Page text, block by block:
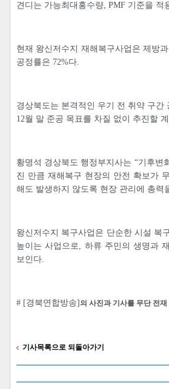
견디는 가능최대홍수량, PMF 기준을 적
현재 왕신저수지 재해복구사업은 제방
공정률은 72%다.
경상북도는 본격적인 우기 전 취약 구간
12월 말 준공 목표를 차질 없이 추진할
황명석 경상북도 행정부지사는 “기후
진 만큼 재해복구 현장의 안전 확보가
해도 발생하지 않도록 현장 관리에 총력
왕신저수지 복구사업은 단순한 시설 복
높이는 사업으로, 하류 주민의 생명과
보인다.
# [경북연합방송]의 사진과 기사를 무단 전
기사목록으로 되돌아가기